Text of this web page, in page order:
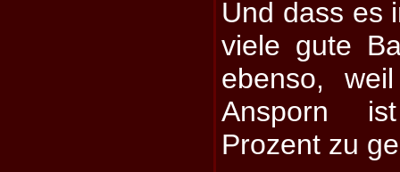
Und dass es
viele gute
ebenso,
Ansporn
Prozent zu